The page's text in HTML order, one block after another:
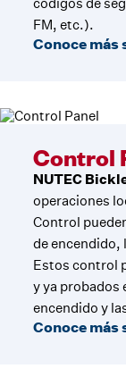
FM, etc.).
Conoce más
Control
NUTEC
operaciones
Control
de encendido,
Estos control
y ya probados
encendido y
Conoce más